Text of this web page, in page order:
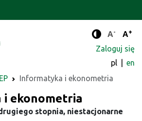
Tryb
A- A+
Zaloguj się
pl
en
Informatyka i ekonometria
ekonometria
stopnia, niestacjonarne